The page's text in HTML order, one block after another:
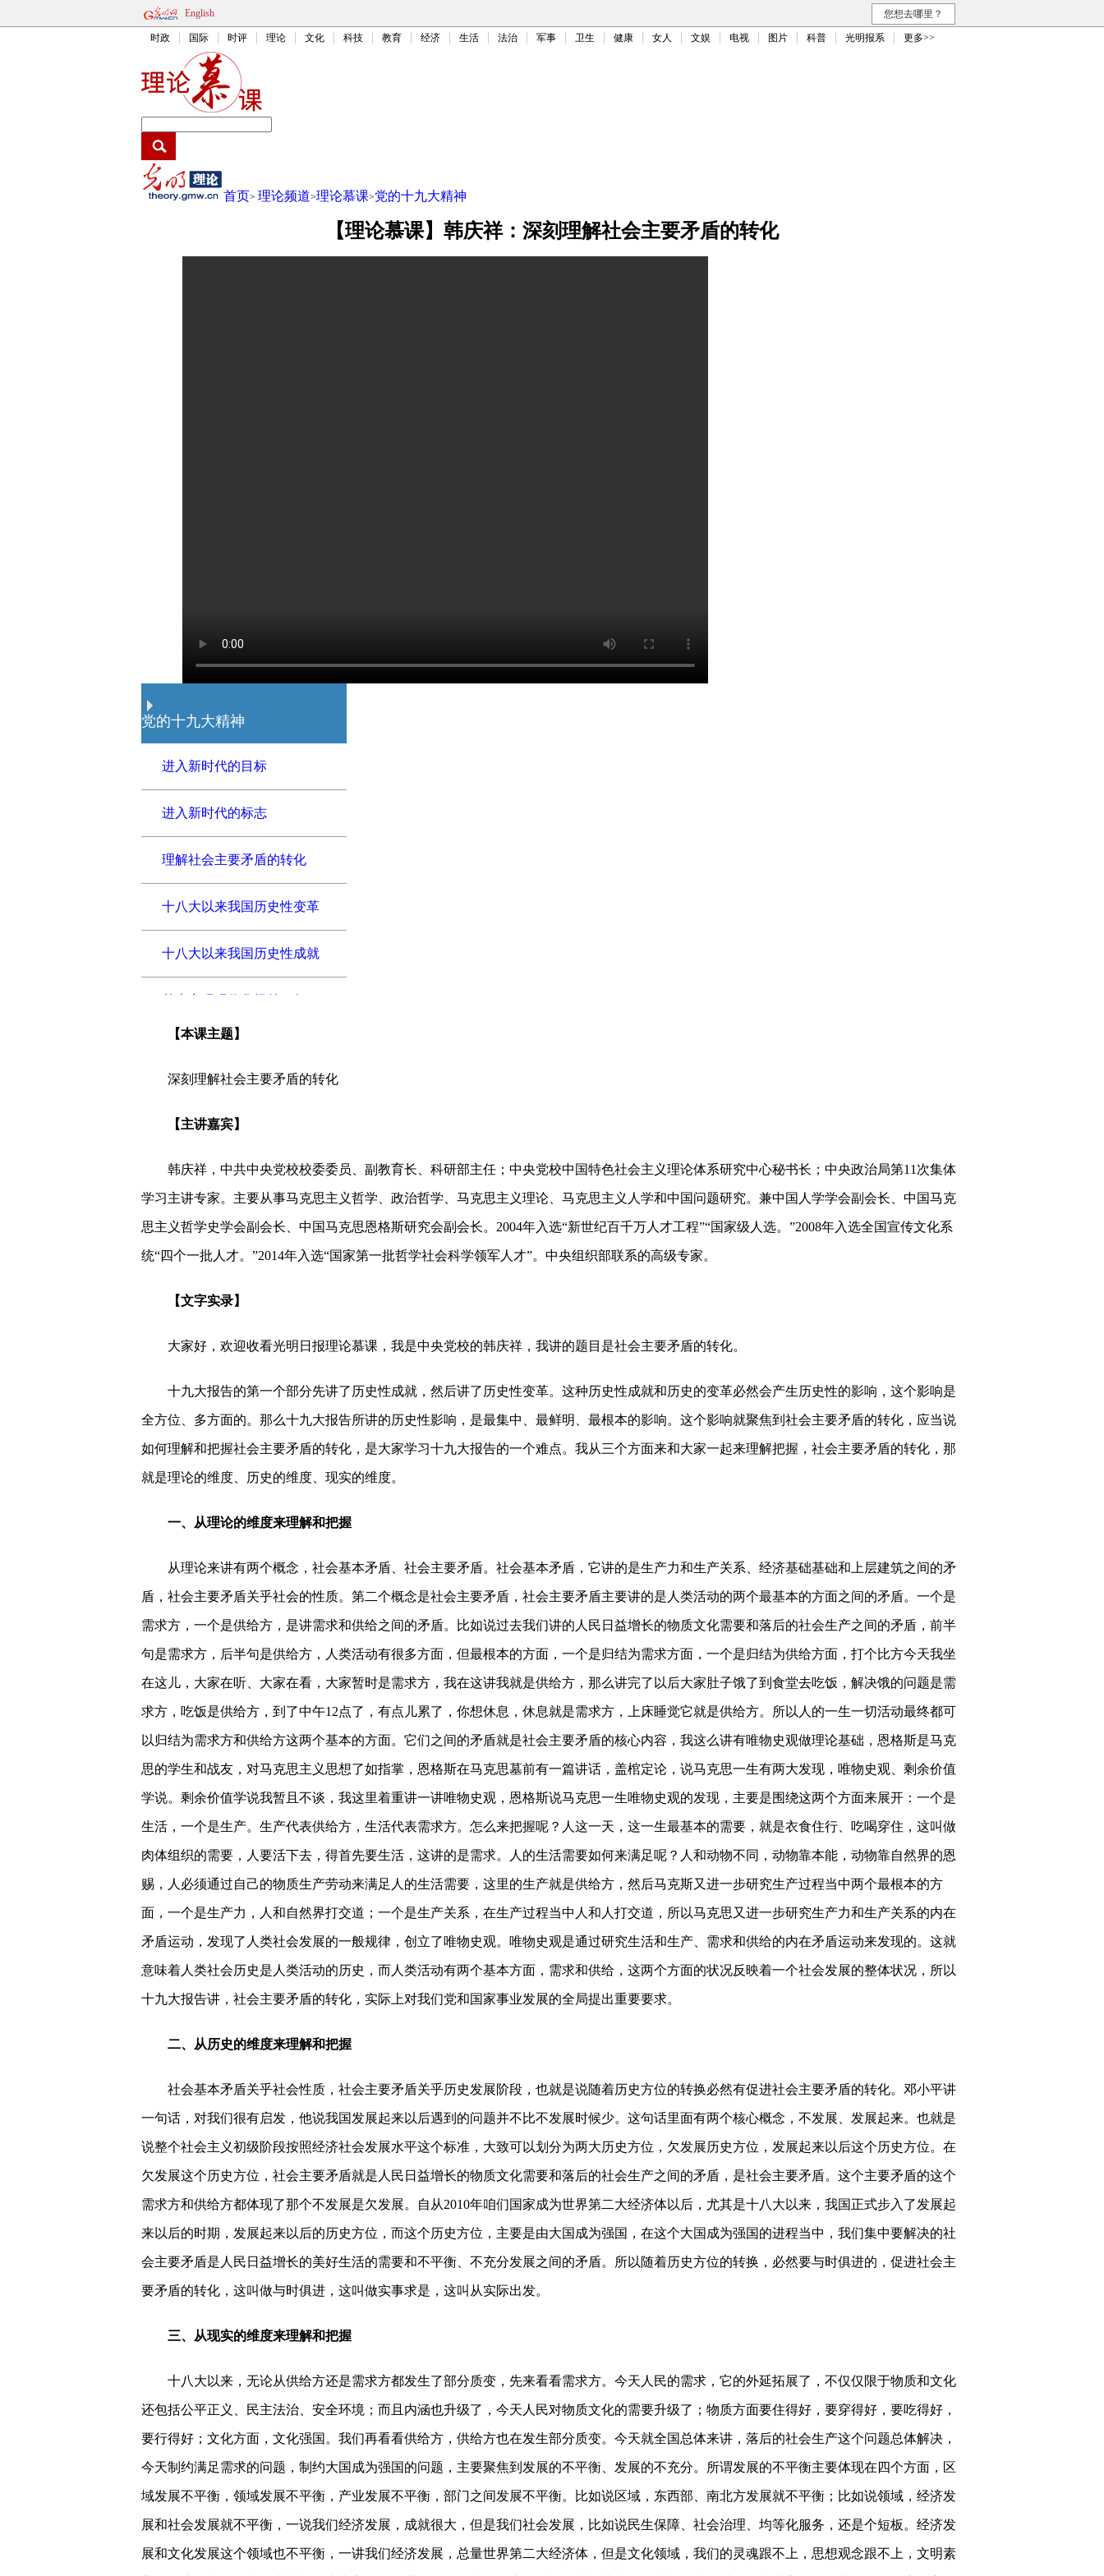
English 您想去哪里？
时政 国际 时评 理论 文化 科技 教育 经济 生活 法治 军事 卫生 健康 女人 文娱 电视 图片 科普 光明报系 更多>>
首页> 理论频道>理论慕课>党的十九大精神
【理论慕课】韩庆祥：深刻理解社会主要矛盾的转化
党的十九大精神
进入新时代的目标
进入新时代的标志
理解社会主要矛盾的转化
十八大以来我国历史性变革
十八大以来我国历史性成就
新时代你我共同理解
【本课主题】
深刻理解社会主要矛盾的转化
【主讲嘉宾】
韩庆祥，中共中央党校校委委员、副教育长、科研部主任；中央党校中国特色社会主义理论体系研究中心秘书长；中央政治局第11次集体
学习主讲专家。主要从事马克思主义哲学、政治哲学、马克思主义理论、马克思主义人学和中国问题研究。兼中国人学学会副会长、中国马克
思主义哲学史学会副会长、中国马克思恩格斯研究会副会长。2004年入选“新世纪百千万人才工程”“国家级人选。”2008年入选全国宣传文化系
统“四个一批人才。”2014年入选“国家第一批哲学社会科学领军人才”。中央组织部联系的高级专家。
【文字实录】
大家好，欢迎收看光明日报理论慕课，我是中央党校的韩庆祥，我讲的题目是社会主要矛盾的转化。
十九大报告的第一个部分先讲了历史性成就，然后讲了历史性变革。这种历史性成就和历史的变革必然会产生历史性的影响，这个影响是
全方位、多方面的。那么十九大报告所讲的历史性影响，是最集中、最鲜明、最根本的影响。这个影响就聚焦到社会主要矛盾的转化，应当说
如何理解和把握社会主要矛盾的转化，是大家学习十九大报告的一个难点。我从三个方面来和大家一起来理解把握，社会主要矛盾的转化，那
就是理论的维度、历史的维度、现实的维度。
一、从理论的维度来理解和把握
从理论来讲有两个概念，社会基本矛盾、社会主要矛盾。社会基本矛盾，它讲的是生产力和生产关系、经济基础基础和上层建筑之间的矛
盾，社会主要矛盾关乎社会的性质。第二个概念是社会主要矛盾，社会主要矛盾主要讲的是人类活动的两个最基本的方面之间的矛盾。一个是
需求方，一个是供给方，是讲需求和供给之间的矛盾。比如说过去我们讲的人民日益增长的物质文化需要和落后的社会生产之间的矛盾，前半
句是需求方，后半句是供给方，人类活动有很多方面，但最根本的方面，一个是归结为需求方面，一个是归结为供给方面，打个比方今天我坐
在这儿，大家在听、大家在看，大家暂时是需求方，我在这讲我就是供给方，那么讲完了以后大家肚子饿了到食堂去吃饭，解决饿的问题是需
求方，吃饭是供给方，到了中午12点了，有点儿累了，你想休息，休息就是需求方，上床睡觉它就是供给方。所以人的一生一切活动最终都可
以归结为需求方和供给方这两个基本的方面。它们之间的矛盾就是社会主要矛盾的核心内容，我这么讲有唯物史观做理论基础，恩格斯是马克
思的学生和战友，对马克思主义思想了如指掌，恩格斯在马克思墓前有一篇讲话，盖棺定论，说马克思一生有两大发现，唯物史观、剩余价值
学说。剩余价值学说我暂且不谈，我这里着重讲一讲唯物史观，恩格斯说马克思一生唯物史观的发现，主要是围绕这两个方面来展开：一个是
生活，一个是生产。生产代表供给方，生活代表需求方。怎么来把握呢？人这一天，这一生最基本的需要，就是衣食住行、吃喝穿住，这叫做
肉体组织的需要，人要活下去，得首先要生活，这讲的是需求。人的生活需要如何来满足呢？人和动物不同，动物靠本能，动物靠自然界的恩
赐，人必须通过自己的物质生产劳动来满足人的生活需要，这里的生产就是供给方，然后马克斯又进一步研究生产过程当中两个最根本的方
面，一个是生产力，人和自然界打交道；一个是生产关系，在生产过程当中人和人打交道，所以马克思又进一步研究生产力和生产关系的内在
矛盾运动，发现了人类社会发展的一般规律，创立了唯物史观。唯物史观是通过研究生活和生产、需求和供给的内在矛盾运动来发现的。这就
意味着人类社会历史是人类活动的历史，而人类活动有两个基本方面，需求和供给，这两个方面的状况反映着一个社会发展的整体状况，所以
十九大报告讲，社会主要矛盾的转化，实际上对我们党和国家事业发展的全局提出重要要求。
二、从历史的维度来理解和把握
社会基本矛盾关乎社会性质，社会主要矛盾关乎历史发展阶段，也就是说随着历史方位的转换必然有促进社会主要矛盾的转化。邓小平讲
一句话，对我们很有启发，他说我国发展起来以后遇到的问题并不比不发展时候少。这句话里面有两个核心概念，不发展、发展起来。也就是
说整个社会主义初级阶段按照经济社会发展水平这个标准，大致可以划分为两大历史方位，欠发展历史方位，发展起来以后这个历史方位。在
欠发展这个历史方位，社会主要矛盾就是人民日益增长的物质文化需要和落后的社会生产之间的矛盾，是社会主要矛盾。这个主要矛盾的这个
需求方和供给方都体现了那个不发展是欠发展。自从2010年咱们国家成为世界第二大经济体以后，尤其是十八大以来，我国正式步入了发展起
来以后的时期，发展起来以后的历史方位，而这个历史方位，主要是由大国成为强国，在这个大国成为强国的进程当中，我们集中要解决的社
会主要矛盾是人民日益增长的美好生活的需要和不平衡、不充分发展之间的矛盾。所以随着历史方位的转换，必然要与时俱进的，促进社会主
要矛盾的转化，这叫做与时俱进，这叫做实事求是，这叫从实际出发。
三、从现实的维度来理解和把握
十八大以来，无论从供给方还是需求方都发生了部分质变，先来看看需求方。今天人民的需求，它的外延拓展了，不仅仅限于物质和文化
还包括公平正义、民主法治、安全环境；而且内涵也升级了，今天人民对物质文化的需要升级了；物质方面要住得好，要穿得好，要吃得好，
要行得好；文化方面，文化强国。我们再看看供给方，供给方也在发生部分质变。今天就全国总体来讲，落后的社会生产这个问题总体解决，
今天制约满足需求的问题，制约大国成为强国的问题，主要聚焦到发展的不平衡、发展的不充分。所谓发展的不平衡主要体现在四个方面，区
域发展不平衡，领域发展不平衡，产业发展不平衡，部门之间发展不平衡。比如说区域，东西部、南北方发展就不平衡；比如说领域，经济发
展和社会发展就不平衡，一说我们经济发展，成就很大，但是我们社会发展，比如说民生保障、社会治理、均等化服务，还是个短板。经济发
展和文化发展这个领域也不平衡，一讲我们经济发展，总量世界第二大经济体，但是文化领域，我们的灵魂跟不上，思想观念跟不上，文明素